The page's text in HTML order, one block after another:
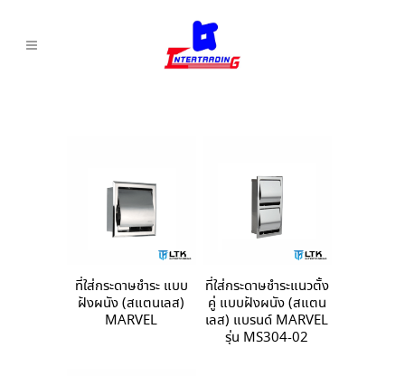
ที่ใส่กระดาษชำระ แบบ
ฝังผนัง (สแตนเลส)
MARVEL
ที่ใส่กระดาษชำระแนวตั้ง
คู่ แบบฝังผนัง (สแตน
เลส) แบรนด์ MARVEL
รุ่น MS304-02